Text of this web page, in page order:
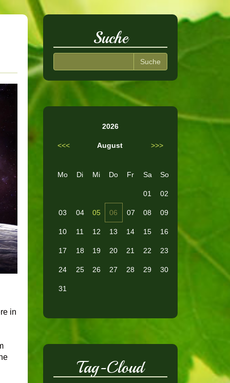
in
Suche
2026
<<< August >>>
Mo Di Mi Do Fr Sa So
01 02
03 04 05 06 07 08 09
10 11 12 13 14 15 16
17 18 19 20 21 22 23
24 25 26 27 28 29 30
31
Tag-Cloud